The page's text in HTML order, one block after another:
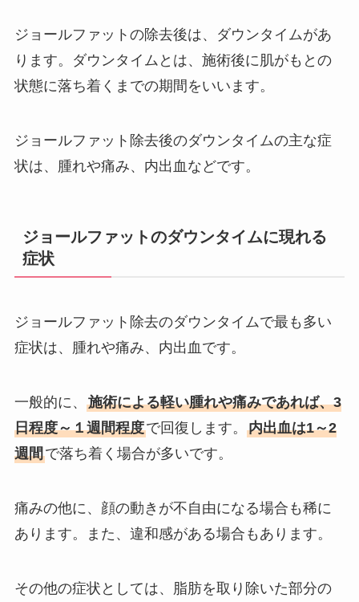
ジョールファットの除去後は、ダウンタイムがあ
ります。ダウンタイムとは、施術後に肌がもとの
状態に落ち着くまでの期間をいいます。
ジョールファット除去後のダウンタイムの主な症
状は、腫れや痛み、内出血などです。
ジョールファットのダウンタイムに現れる
症状
ジョールファット除去のダウンタイムで最も多い
症状は、腫れや痛み、内出血です。
一般的に、 施術による軽い腫れや痛みであれば、3
日程度～１週間程度で回復します。 内出血は1～2
週間で落ち着く場合が多いです。
痛みの他に、顔の動きが不自由になる場合も稀に
あります。また、違和感がある場合もあります。
その他の症状としては、脂肪を取り除いた部分の